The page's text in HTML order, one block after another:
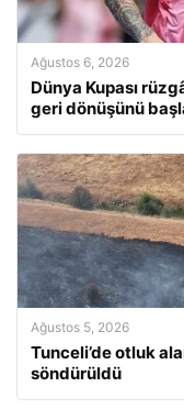
Ağustos 6, 2026
Dünya Kupası
geri dönüşünü
Ağustos 5, 2026
Tunceli’de otluk
söndürüldü